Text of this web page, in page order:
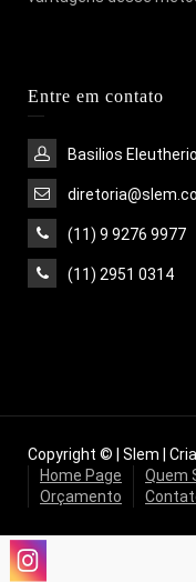
Entre em contato
Basilios
(11) 9 9276 9977
(11) 2951 0314
Copyright © | Slem |
Home Page
Quem
Orçamento